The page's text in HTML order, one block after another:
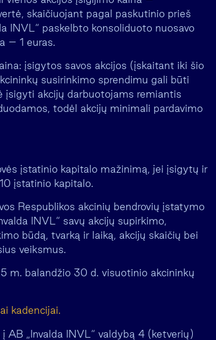
skaičiuojant pagal paskutinio prieš
INVL“ paskelbto konsoliduoto nuosavo
– 1 euras.
įsigytos savos akcijos (įskaitant iki šio
susirinkimo sprendimu gali būti
įsigyti akcijų darbuotojams remiantis
todėl akcijų minimali pardavimo
įstatinio kapitalo mažinimą, jei įsigytų ir
įstatinio kapitalo.
Respublikos akcinių bendrovių įstatymo
INVL“ savų akcijų supirkimo,
būdą, tvarką ir laiką, akcijų skaičių bei
veiksmus.
m. balandžio 30 d. visuotinio akcininkų
kadencijai.
AB „Invalda INVL“ valdybą 4 (ketverių)